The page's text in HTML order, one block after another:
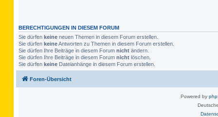
BERECHTIGUNGEN IN DIESEM FORUM
Sie dürfen keine neuen Themen in diesem Forum erstellen.
Sie dürfen keineAntworten zu Themen in diesem Forum erstellen.
Sie dürfen Ihre Beiträge in diesem Forum nicht ändern.
Sie dürfen Ihre Beiträge in diesem Forum nicht löschen.
Sie dürfen keine Dateianhänge in diesem Forum erstellen.
Foren-Übersicht
Powered by